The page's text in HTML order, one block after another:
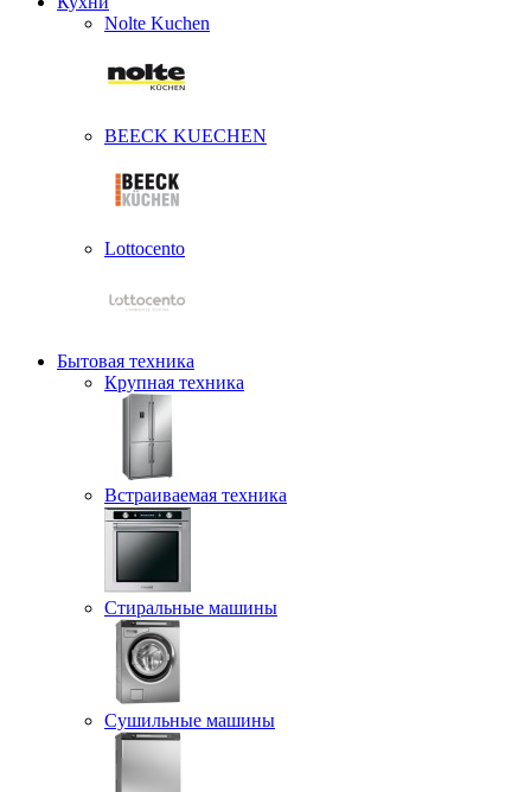
Nolte Kuchen
BEECK KUECHEN
Lottocento
Бытовая техника
Крупная техника
Встраиваемая техника
Стиральные машины
Сушильные машины